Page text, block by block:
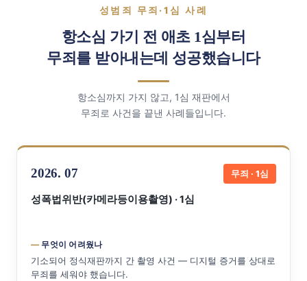
성범죄 무죄·1심 사례
항소심 가기 전 애초 1심부터
무죄를 받아내는데 성공했습니다
항소심까지 가지 않고, 1심 재판에서
무죄로 사건을 끝낸 사례들입니다.
2026. 07 무죄 · 1심
성폭법위반(카메라등이용촬영) · 1심
무엇이 어려웠나
기소되어 정식재판까지 간 촬영 사건 — 디지털 증거를 상대로
무죄를 세워야 했습니다.